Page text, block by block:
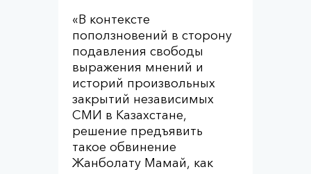
«В контексте
поползновений в сторону
подавления свободы
выражения мнений и
историй произвольных
закрытий независимых
СМИ в Казахстане,
решение предъявить
такое обвинение
Жанболату Мамай, как